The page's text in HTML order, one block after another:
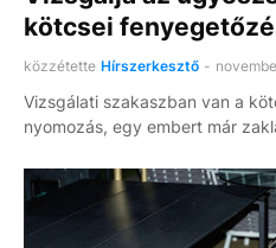
kötcsei
közzétette Hírszerkesztő -
Vizsgálati szakaszban van a
nyomozás, egy embert már